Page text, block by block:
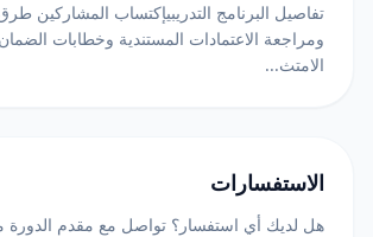
تفاصيل البرنامج التدريبيإكتساب المشاركين
ومراجعة الاعتمادات المستندية وخطابات
الامتث...
الاستفسارات
هل لديك أي استفسار؟ تواصل مع مقدم الدورة